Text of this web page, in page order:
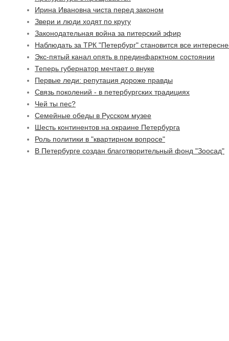
Ирина Ивановна чиста перед законом
Звери и люди ходят по кругу
Законодательная война за питерский эфир
Наблюдать за ТРК "Петербург" становится все
Экс-пятый канал опять в прединфарктном состоянии
Теперь губернатор мечтает о внуке
Первые леди: репутация дороже правды
Связь поколений - в петербургских традициях
Чей ты пес?
Семейные обеды в Русском музее
Шесть континентов на окраине Петербурга
Роль политики в "квартирном вопросе"
В Петербурге создан благотворительный фонд "Зоосад"